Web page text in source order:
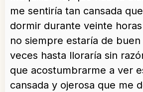
me sentiría tan cansada
dormir durante veinte
no siempre estaría de
veces hasta lloraría sin
que acostumbrarme a ver
cansada y ojerosa que me